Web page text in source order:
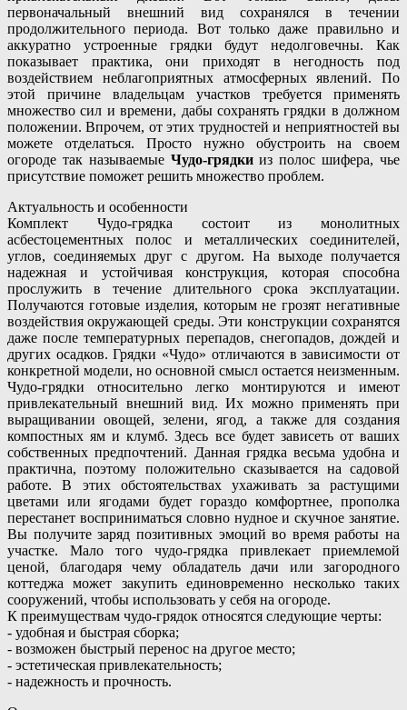
первоначальный внешний вид сохранялся в течении
продолжительного периода. Вот только даже правильно и
аккуратно устроенные грядки будут недолговечны. Как
показывает практика, они приходят в негодность под
воздействием неблагоприятных атмосферных явлений. По
этой причине владельцам участков требуется применять
множество сил и времени, дабы сохранять грядки в должном
положении. Впрочем, от этих трудностей и неприятностей вы
можете отделаться. Просто нужно обустроить на своем
огороде так называемые Чудо-грядкииз полос шифера, чье
присутствие поможет решить множество проблем.
Актуальность и особенности
Комплект Чудо-грядка состоит из монолитных
асбестоцементных полос и металлических соединителей,
углов, соединяемых друг с другом. На выходе получается
надежная и устойчивая конструкция, которая способна
прослужить в течение длительного срока эксплуатации.
Получаются готовые изделия, которым не грозят негативные
воздействия окружающей среды. Эти конструкции сохранятся
даже после температурных перепадов, снегопадов, дождей и
других осадков. Грядки «Чудо» отличаются в зависимости от
конкретной модели, но основной смысл остается неизменным.
Чудо-грядки относительно легко монтируются и имеют
привлекательный внешний вид. Их можно применять при
выращивании овощей, зелени, ягод, а также для создания
компостных ям и клумб. Здесь все будет зависеть от ваших
собственных предпочтений. Данная грядка весьма удобна и
практична, поэтому положительно сказывается на садовой
работе. В этих обстоятельствах ухаживать за растущими
цветами или ягодами будет гораздо комфортнее, прополка
перестанет восприниматься словно нудное и скучное занятие.
Вы получите заряд позитивных эмоций во время работы на
участке. Мало того чудо-грядка привлекает приемлемой
ценой, благодаря чему обладатель дачи или загородного
коттеджа может закупить единовременно несколько таких
сооружений, чтобы использовать у себя на огороде.
К преимуществам чудо-грядок относятся следующие черты:
- удобная и быстрая сборка;
- возможен быстрый перенос на другое место;
- эстетическая привлекательность;
- надежность и прочность.